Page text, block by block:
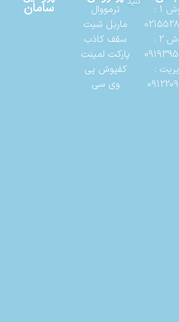
فروش 1 :
فروش 2 :
:
ترمووال
ماربل شیت
سقف کاذب
پارکت لمینت
کفپوش پی
وی سی
سامان